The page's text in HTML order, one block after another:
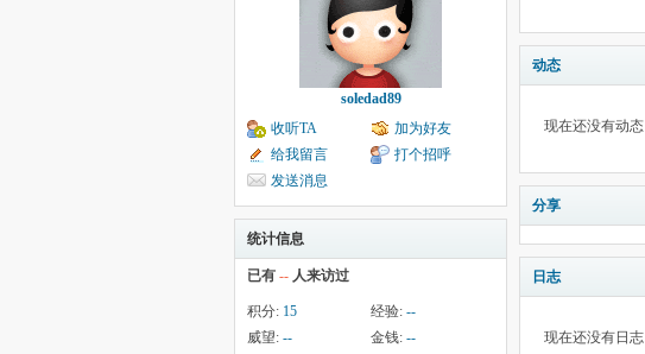
soledad89
收听TA
加为好友
给我留言
打个招呼
发送消息
统计信息
已有 -- 人来访过
积分: 15 经验: --
威望: -- 金钱: --
动态
现在还没有动态
分享
日志
现在还没有日志